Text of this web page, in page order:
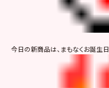
今日の新商品は、まもなくお誕生日